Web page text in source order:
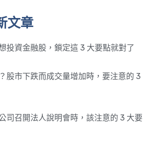
文章
投資金融股，鎖定這 3 大要點就對了
股市下跌而成交量增加時，要注意的 3
司召開法人說明會時，該注意的 3 大要